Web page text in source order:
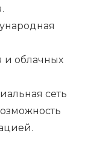
и облачных
сеть